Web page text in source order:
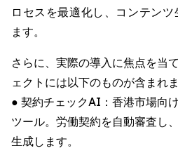
ロセスを最適化し、コンテン
ます。
さらに、実際の導入に焦点を当
ェクトには以下のものが含まれま
● 契約チェックAI：香港市場向
ツール。労働契約を自動審査し
生成します。